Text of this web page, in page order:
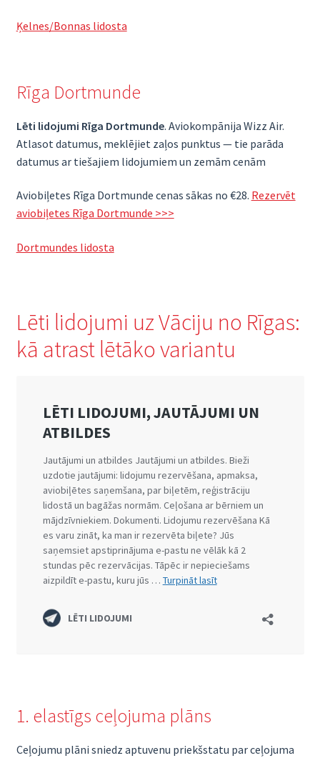
Ķelnes/Bonnas lidosta
Rīga Dortmunde
Lēti lidojumi Rīga Dortmunde. Aviokompānija Wizz Air.
Atlasot datumus, meklējiet zaļos punktus — tie parāda
datumus ar tiešajiem lidojumiem un zemām cenām
Aviobiļetes Rīga Dortmunde cenas sākas no €28. Rezervēt
aviobiļetes Rīga Dortmunde >>>
Dortmundes lidosta
Lēti lidojumi uz Vāciju no Rīgas:
kā atrast lētāko variantu
1. elastīgs ceļojuma plāns
Ceļojumu plāni sniedz aptuvenu priekšstatu par ceļojuma